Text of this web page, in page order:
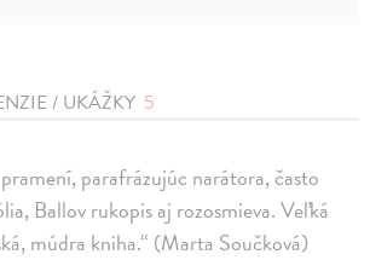
/ UKÁŽKY 5
parafrázujúc narátora, často
Ballov rukopis aj rozosmieva. Veľká
múdra kniha.“ (Marta Součková)